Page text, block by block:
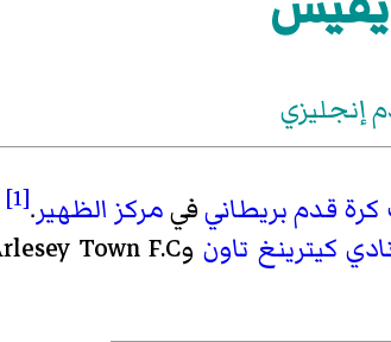
إنجليزي
كرة قدمبريطانيفيمركز الظهير.
[1]
كيترينغ تاون وArlesey Town F.C.